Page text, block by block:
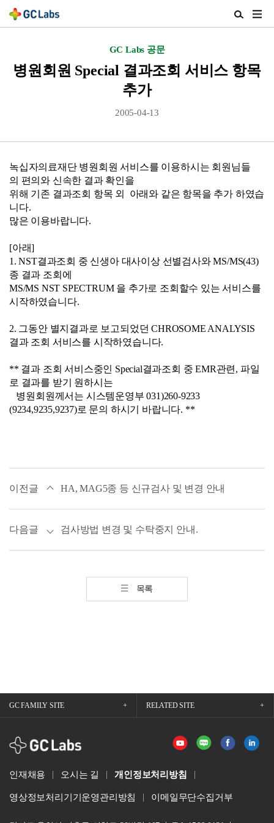
검
색
GC Labs 공문
병원회원 Special 결과조회 서비스 항목
추가
2005-04-13
녹십자의료재단 병원회원 서비스를 이용하시는 회원님들
의 편의와 신속한 결과 확인을
위해 기존 결과조회 항목 외 아래와 같은 항목을 추가 하였습
니다.
많은 이용바랍니다.
[아래]
1. NST결과조회 중 신생아 대사이상 선별검사와 MS/MS(43)
종 결과 조회에
MS/MS NST SPECTRUM 을 추가로 조회할수 있는 서비스를
시작하였습니다.
2. 그동안 별지결과로 보고되었던 CHROSOME ANALYSIS
결과 조회 서비스를 시작하였습니다.
** 결과 조회 서비스중인 Special결과조회 중 EMR관련, 파일
로 결과를 받기 원하시는
병원회원께서는 시스템운영부 031)260-9233
(9234,9235,9237)로 문의 하시기 바랍니다. **
이전글 HA, MAG5종 등 신규검사 및 변경 안내
다음글 검사방법 변경 및 수탁중지 안내.
목록
GC FAMILY SITE RELATED SITE
GCLabs
인재채용 오시는 길 개인정보처리방침
영상정보처리기기운영관리방침 이메일무단수집거부